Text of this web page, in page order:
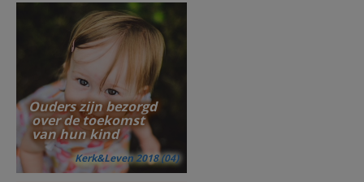
Ouders zijn bezorgd
over de toekomst
van hun kind
Kerk&Leven 2018 (04)